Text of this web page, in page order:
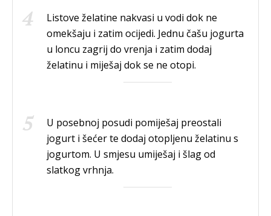
Listove želatine nakvasi u vodi dok ne
omekšaju i zatim ocijedi. Jednu čašu jogurta
u loncu zagrij do vrenja i zatim dodaj
želatinu i miješaj dok se ne otopi.
U posebnoj posudi pomiješaj preostali
jogurt i šećer te dodaj otopljenu želatinu s
jogurtom. U smjesu umiješaj i šlag od
slatkog vrhnja.